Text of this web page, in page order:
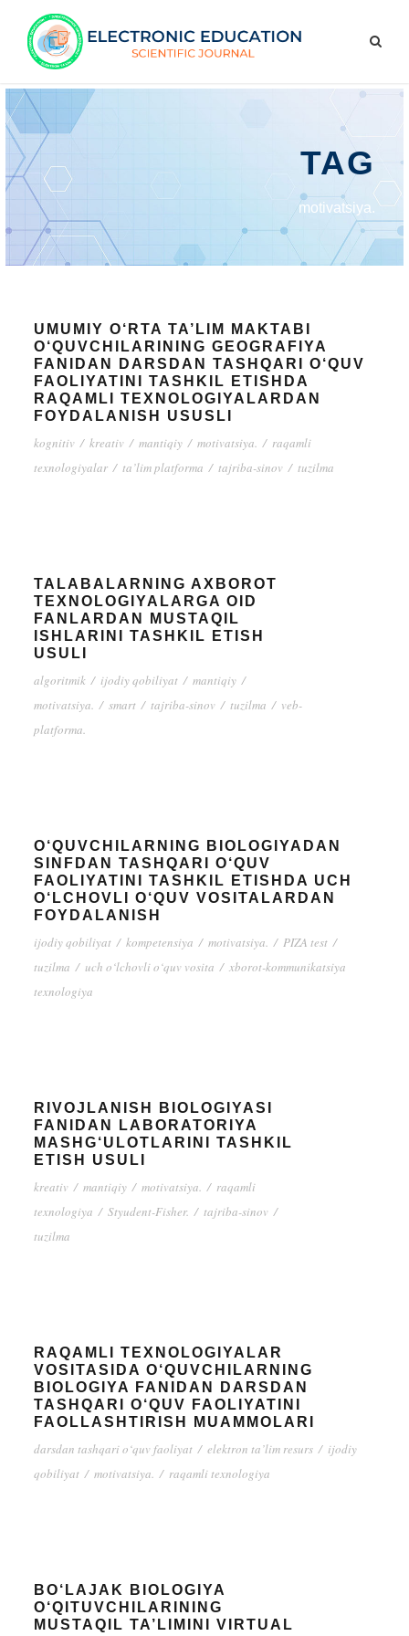
TAG
motivatsiya.
UMUMIY O‘RTA TA’LIM MAKTABI
O‘QUVCHILARINING GEOGRAFIYA
FANIDAN DARSDAN TASHQARI O‘QUV
FAOLIYATINI TASHKIL ETISHDA
RAQAMLI TEXNOLOGIYALARDAN
FOYDALANISH USUSLI
kognitiv / kreativ / mantiqiy / motivatsiya. / raqamli
texnologiyalar / ta’lim platforma / tajriba-sinov / tuzilma
TALABALARNING AXBOROT
TEXNOLOGIYALARGA OID
FANLARDAN MUSTAQIL
ISHLARINI TASHKIL ETISH
USULI
algoritmik / ijodiy qobiliyat / mantiqiy /
motivatsiya. / smart / tajriba-sinov / tuzilma / veb-
platforma.
O‘QUVCHILARNING BIOLOGIYADAN
SINFDAN TASHQARI O‘QUV
FAOLIYATINI TASHKIL ETISHDA UCH
O‘LCHOVLI O‘QUV VOSITALARDAN
FOYDALANISH
ijodiy qobiliyat / kompetensiya / motivatsiya. / PIZA test /
tuzilma / uch o‘lchovli o‘quv vosita / xborot-kommunikatsiya
texnologiya
RIVOJLANISH BIOLOGIYASI
FANIDAN LABORATORIYA
MASHG‘ULOTLARINI TASHKIL
ETISH USULI
kreativ / mantiqiy / motivatsiya. / raqamli
texnologiya / Styudent-Fisher. / tajriba-sinov /
tuzilma
RAQAMLI TEXNOLOGIYALAR
VOSITASIDA O‘QUVCHILARNING
BIOLOGIYA FANIDAN DARSDAN
TASHQARI O‘QUV FAOLIYATINI
FAOLLASHTIRISH MUAMMOLARI
darsdan tashqari o‘quv faoliyat / elektron ta’lim resurs / ijodiy
qobiliyat / motivatsiya. / raqamli texnologiya
BO‘LAJAK BIOLOGIYA
O‘QITUVCHILARINING
MUSTAQIL TA’LIMINI VIRTUAL